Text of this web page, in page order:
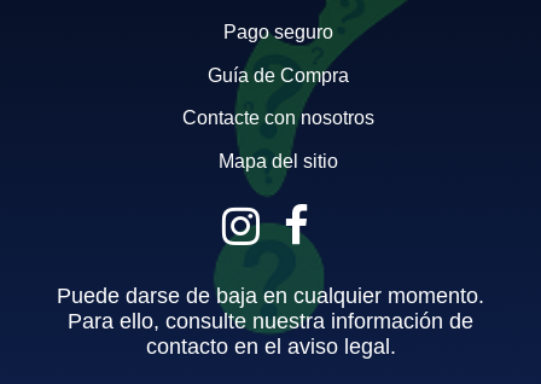
Pago seguro
Guía de Compra
Contacte con nosotros
Mapa del sitio
Puede darse de baja en cualquier momento.
Para ello, consulte nuestra información de
contacto en el aviso legal.